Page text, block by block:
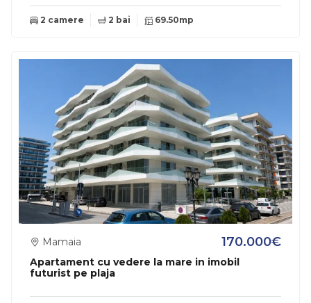
2 camere 2 bai 69.50mp
Apartament cu vedere la mare in imobil
futurist pe plaja
Mamaia 170.000€